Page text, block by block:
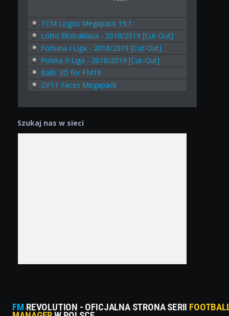
TCM Logos Megapack 19.1
Lotto Ekstraklasa - 2018/2019 [Cut-Out]
Fortuna I Liga - 2018/2019 [Cut-Out]
Polska II Liga - 2018/2019 [Cut-Out]
Balls 3D for FM19
DF11 Faces Megapack
Szukaj nas w sieci
FM REVOLUTION - OFICJALNA STRONA SERII